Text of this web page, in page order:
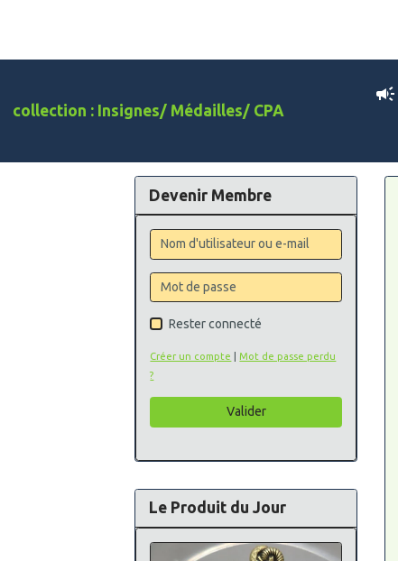
collection : Insignes/ Médailles/ CPA
Devenir Membre
Rester connecté
Créer un compte
Mot de passe perdu
?
Valider
Le Produit du Jour